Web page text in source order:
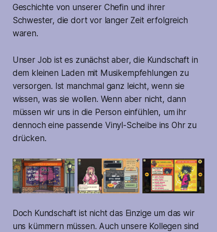
Geschichte von unserer Chefin und ihrer
Schwester, die dort vor langer Zeit erfolgreich
waren.
Unser Job ist es zunächst aber, die Kundschaft in
dem kleinen Laden mit Musikempfehlungen zu
versorgen. Ist manchmal ganz leicht, wenn sie
wissen, was sie wollen. Wenn aber nicht, dann
müssen wir uns in die Person einfühlen, um ihr
dennoch eine passende Vinyl-Scheibe ins Ohr zu
drücken.
Doch Kundschaft ist nicht das Einzige um das wir
uns kümmern müssen. Auch unsere Kollegen sind